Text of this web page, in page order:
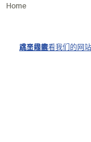
点击以查看我们的网
跳至导航
跳至内容
跳至搜索
Home